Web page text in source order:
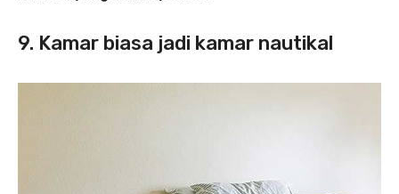
9. Kamar biasa jadi kamar nautikal